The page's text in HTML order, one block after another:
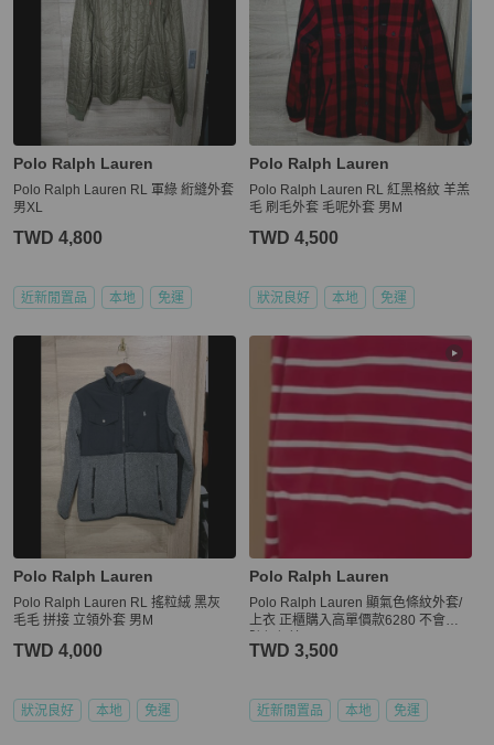
Polo Ralph Lauren
Polo Ralph Lauren RL 軍綠 絎縫外套
男XL
TWD 4,800
近新閒置品 本地 免運
Polo Ralph Lauren
Polo Ralph Lauren RL 紅黑格紋 羊羔
毛 刷毛外套 毛呢外套 男M
TWD 4,500
狀況良好 本地 免運
Polo Ralph Lauren
Polo Ralph Lauren RL 搖粒絨 黑灰
毛毛 拼接 立領外套 男M
TWD 4,000
狀況良好 本地 免運
Polo Ralph Lauren
Polo Ralph Lauren 顯氣色條紋外套/
上衣 正櫃購入高單價款6280 不會隨
TWD 3,500
近新閒置品 本地 免運